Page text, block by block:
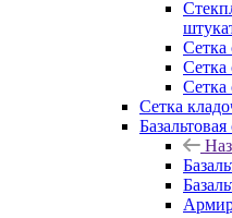
Сетка
Сетка
Сетка
Сетка
Базальтовая